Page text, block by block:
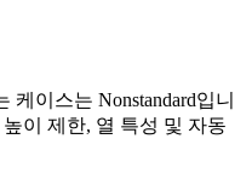
케이스는 Nonstandard입니
이 제한, 열 특성 및 자동